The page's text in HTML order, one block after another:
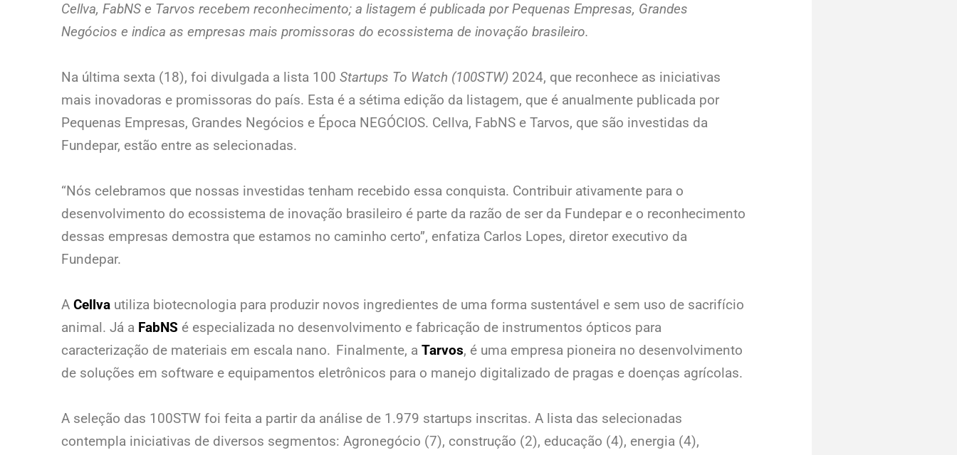
Cellva, FabNS e Tarvos recebem reconhecimento; a listagem é publicada por Pequenas Empresas, Grandes
Negócios e indica as empresas mais promissoras do ecossistema de inovação brasileiro.
Na última sexta (18), foi divulgada a lista 100Startups To Watch (100STW) 2024, que reconhece as iniciativas
mais inovadoras e promissoras do país. Esta é a sétima edição da listagem, que é anualmente publicada por
Pequenas Empresas, Grandes Negócios e Época NEGÓCIOS. Cellva, FabNS e Tarvos, que são investidas da
Fundepar, estão entre as selecionadas.
“Nós celebramos que nossas investidas tenham recebido essa conquista. Contribuir ativamente para o
desenvolvimento do ecossistema de inovação brasileiro é parte da razão de ser da Fundepar e o reconhecimento
dessas empresas demostra que estamos no caminho certo”, enfatiza Carlos Lopes, diretor executivo da
Fundepar.
ACellva utiliza biotecnologia para produzir novos ingredientes de uma forma sustentável e sem uso de sacrifício
animal. Já a FabNS é especializada no desenvolvimento e fabricação de instrumentos ópticos para
caracterização de materiais em escala nano. Finalmente, aTarvos, é uma empresa pioneira no desenvolvimento
de soluções em software e equipamentos eletrônicos para o manejo digitalizado de pragas e doenças agrícolas.
A seleção das 100STW foi feita a partir da análise de 1.979 startups inscritas. A lista das selecionadas
contempla iniciativas de diversos segmentos: Agronegócio (7), construção (2), educação (4), energia (4),